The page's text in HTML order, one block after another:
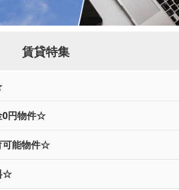
賃貸特集
円物件☆
能物件☆
☆